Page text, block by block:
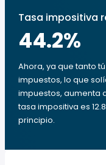
Tasa impositiva
44.2%
Ahora, ya que tanto
impuestos, lo que
impuestos, aumenta
tasa impositiva es
principio.